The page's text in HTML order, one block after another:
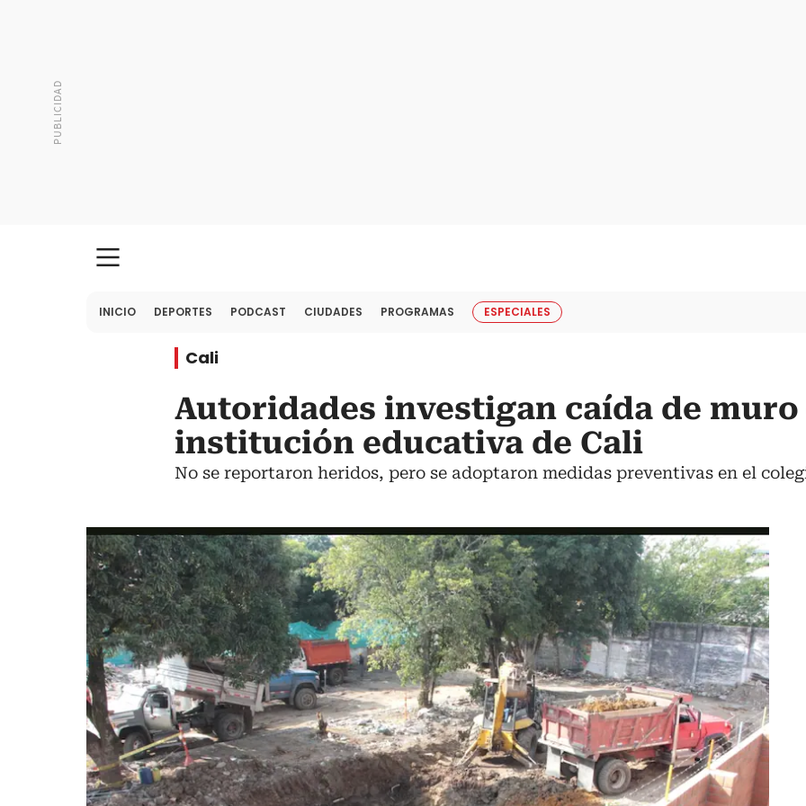
INICIO DEPORTES PODCAST CIUDADES PROGRAMAS ESPECIALES
Cali
Autoridades investigan caída de muro
institución educativa de Cali
No se reportaron heridos, pero se adoptaron medidas preventivas en el